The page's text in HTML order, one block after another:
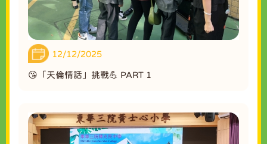
12/12/2025
😘「天倫情話」挑戰💪 PART 1